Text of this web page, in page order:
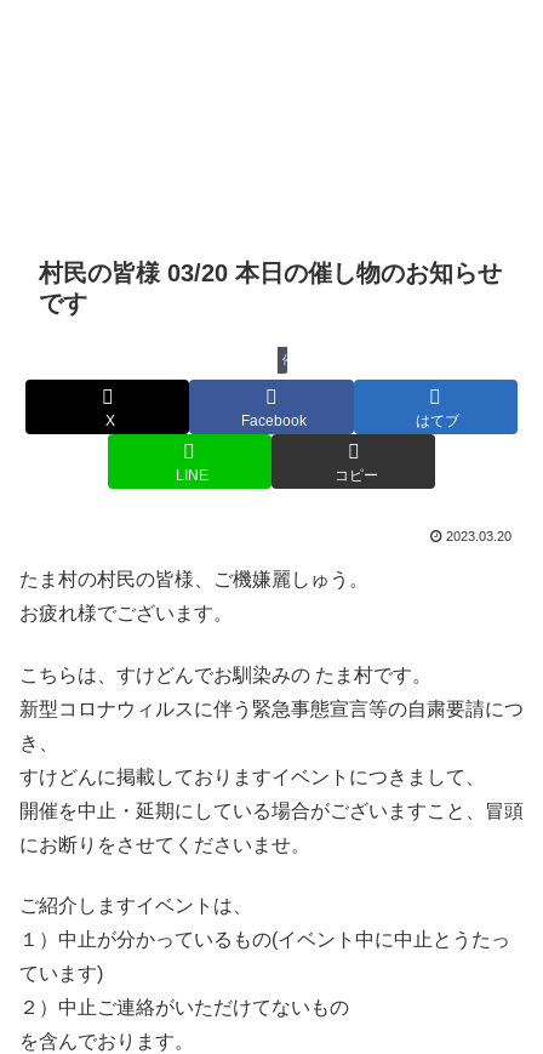
村民の皆様 03/20 本日の催し物のお知らせ
です
催し物
X Facebook はてブ
LINE コピー
2023.03.20
たま村の村民の皆様、ご機嫌麗しゅう。
お疲れ様でございます。
こちらは、すけどんでお馴染みの たま村です。
新型コロナウィルスに伴う緊急事態宣言等の自粛要請につ
き、
すけどんに掲載しておりますイベントにつきまして、
開催を中止・延期にしている場合がございますこと、冒頭
にお断りをさせてくださいませ。
ご紹介しますイベントは、
１）中止が分かっているもの(イベント中に中止とうたっ
ています)
２）中止ご連絡がいただけてないもの
を含んでおります。